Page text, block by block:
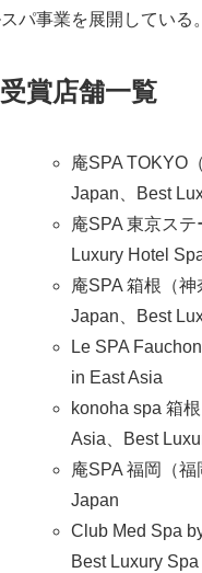
パ事業を展開している
受賞店舗一覧
庵SPA TOKYO
Japan、Best
庵SPA 東京ス
Luxury Hotel
庵SPA 箱根（
Japan、Best
Le SPA
in East Asia
konoha spa 箱
Asia、Best
庵SPA 福岡（
Japan
Club Med Spa
Best Luxury